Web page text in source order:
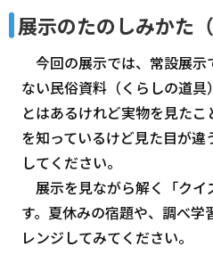
展示のたのしみかた（
今回の展示では、常設展示
ない民俗資料（くらしの道
とはあるけれど実物を見た
を知っているけど見た目が違
してください。
展示を見ながら解く「クイ
す。夏休みの宿題や、調べ学
レンジしてみてください。